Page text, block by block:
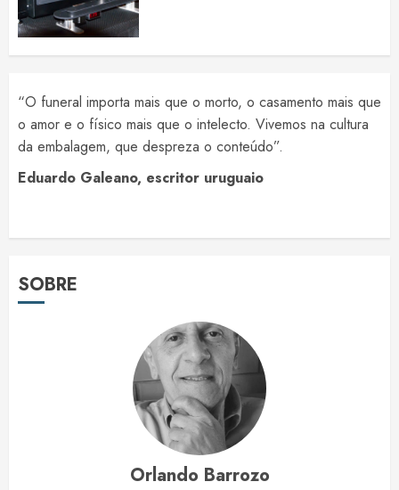
“O funeral importa mais que o morto, o casamento mais que
o amor e o físico mais que o intelecto. Vivemos na cultura
da embalagem, que despreza o conteúdo”.
Eduardo Galeano, escritor uruguaio
SOBRE
Orlando Barrozo